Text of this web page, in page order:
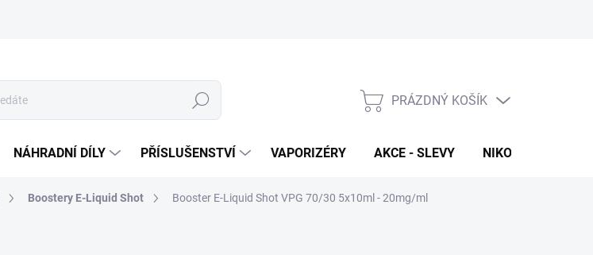
Hledat
NÁKUPNÍ
PRÁZDNÝ KOŠÍK
NÁHRADNÍ DÍLY PŘÍSLUŠENSTVÍ VAPORIZÉRY AKCE - SLEVY NIKOTINOVÉ
Boostery E-Liquid Shot Booster E-Liquid Shot VPG 70/30 5x10ml - 20mg/ml